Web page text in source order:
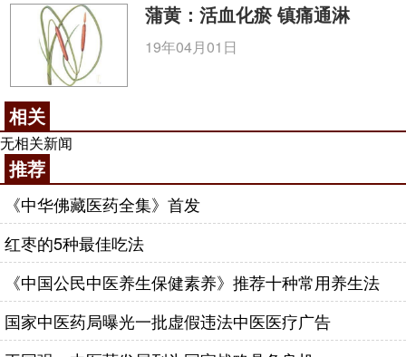
蒲黄：活血化瘀 镇痛通淋
19年04月01日
相关
无相关新闻
推荐
《中华佛藏医药全集》首发
红枣的5种最佳吃法
《中国公民中医养生保健素养》推荐十种常用养生法
国家中医药局曝光一批虚假违法中医医疗广告